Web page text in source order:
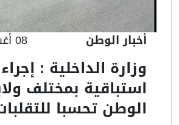
أخبار الوطن 08 أغسطس, 2026
وزارة الداخلية :
استباقية بمختلف
الوطن تحسبا